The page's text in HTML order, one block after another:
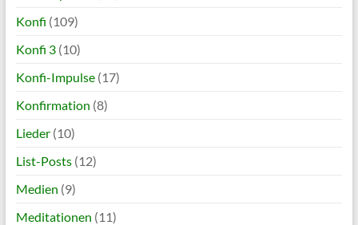
Konfi (109)
Konfi 3(10)
Konfi-Impulse(17)
Konfirmation (8)
Lieder(10)
List-Posts(12)
Medien (9)
Meditationen (11)